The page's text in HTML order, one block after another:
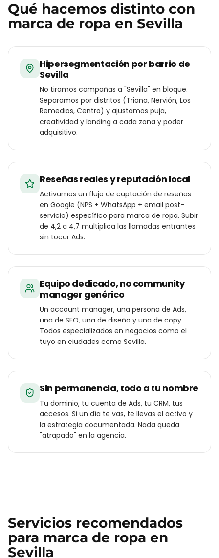
Qué hacemos distinto con
marca de ropa en Sevilla
Hipersegmentación por barrio de
Sevilla
No tiramos campañas a "Sevilla" en bloque.
Separamos por distritos (Triana, Nervión, Los
Remedios, Centro) y ajustamos puja,
creatividad y landing a cada zona y poder
adquisitivo.
Reseñas reales y reputación local
Activamos un flujo de captación de reseñas
en Google (NPS + WhatsApp + email post-
servicio) específico para marca de ropa. Subir
de 4,2 a 4,7 multiplica las llamadas entrantes
sin tocar Ads.
Equipo dedicado, no community
manager genérico
Un account manager, una persona de Ads,
una de SEO, una de diseño y una de copy.
Todos especializados en negocios como el
tuyo en ciudades como Sevilla.
Sin permanencia, todo a tu nombre
Tu dominio, tu cuenta de Ads, tu CRM, tus
accesos. Si un día te vas, te llevas el activo y
la estrategia documentada. Nada queda
"atrapado" en la agencia.
Servicios recomendados
para marca de ropa en
Sevilla